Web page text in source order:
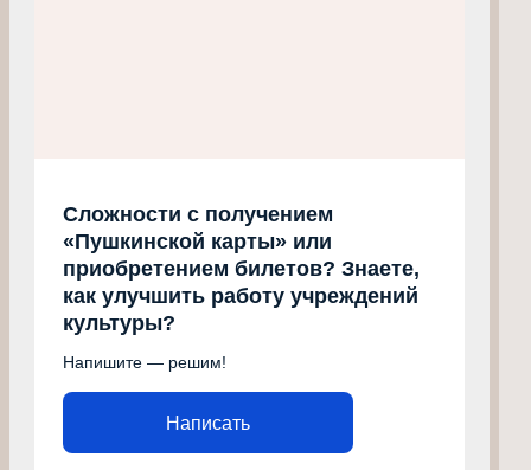
Сложности с получением
«Пушкинской карты» или
приобретением билетов? Знаете,
как улучшить работу учреждений
культуры?
Напишите — решим!
Написать